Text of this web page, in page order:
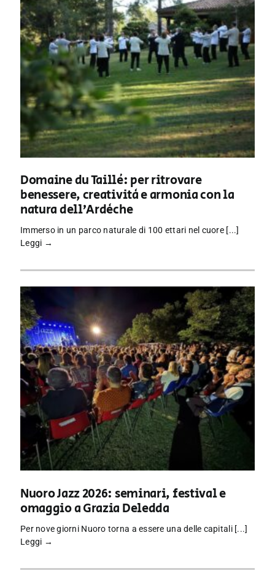
Domaine du Taillé: per ritrovare
benessere, creatività e armonia con la
natura dell’Ardèche
Immerso in un parco naturale di 100 ettari nel cuore [...]
Leggi →
Nuoro Jazz 2026: seminari, festival e
omaggio a Grazia Deledda
Per nove giorni Nuoro torna a essere una delle capitali [...]
Leggi →